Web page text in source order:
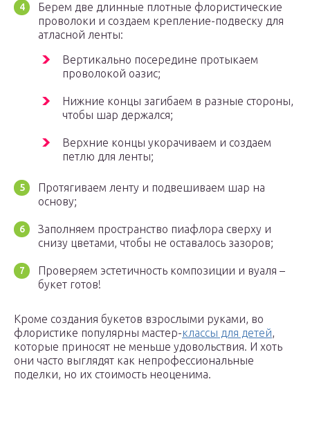
Берем две длинные плотные флористические
проволоки и создаем крепление-подвеску для
атласной ленты:
Вертикально посередине протыкаем
проволокой оазис;
Нижние концы загибаем в разные стороны,
чтобы шар держался;
Верхние концы укорачиваем и создаем
петлю для ленты;
Протягиваем ленту и подвешиваем шар на
основу;
Заполняем пространство пиафлора сверху и
снизу цветами, чтобы не оставалось зазоров;
Проверяем эстетичность композиции и вуаля –
букет готов!
Кроме создания букетов взрослыми руками, во
флористике популярны мастер-классы для детей,
которые приносят не меньше удовольствия. И хоть
они часто выглядят как непрофессиональные
поделки, но их стоимость неоценима.